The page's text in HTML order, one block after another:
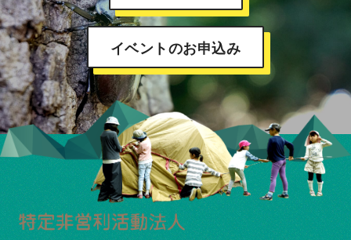
イベントのお申込み